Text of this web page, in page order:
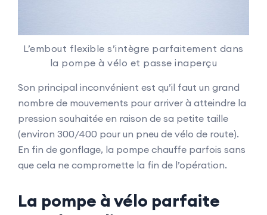
L’embout flexible s’intègre parfaitement dans
la pompe à vélo et passe inaperçu
Son principal inconvénient est qu’il faut un grand
nombre de mouvements pour arriver à atteindre la
pression souhaitée en raison de sa petite taille
(environ 300/400 pour un pneu de vélo de route).
En fin de gonflage, la pompe chauffe parfois sans
que cela ne compromette la fin de l’opération.
La pompe à vélo parfaite